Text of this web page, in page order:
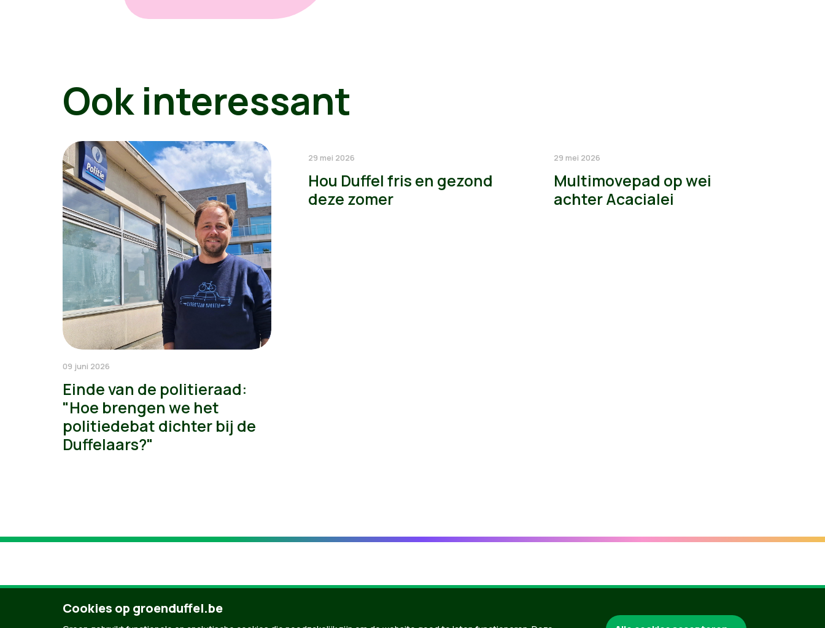
Ook interessant
09 juni 2026
Einde van de politieraad:
"Hoe brengen we het
politiedebat dichter bij de
Duffelaars?"
29 mei 2026
Hou Duffel fris en gezond
deze zomer
29 mei 2026
Multimovepad op wei
achter Acacialei
Groen.be
Cookies op groenduffel.be